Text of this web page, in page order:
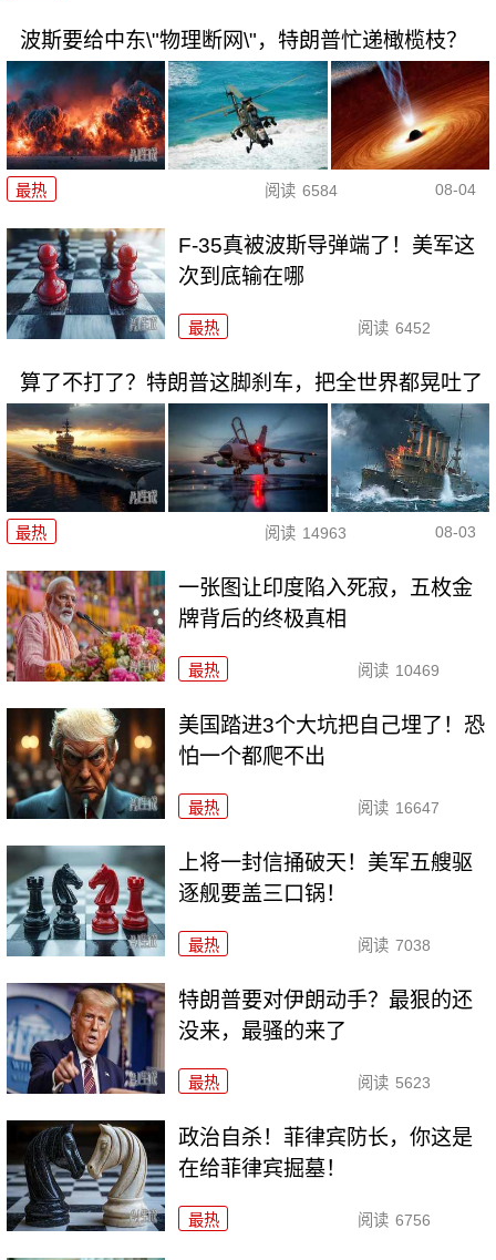
波斯要给中东\"物理断网\"，特朗普忙递橄榄枝？
最热 阅读 6584 08-04
F-35真被波斯导弹端了！美军这
次到底输在哪
最热 阅读 6452
算了不打了？特朗普这脚刹车，把全世界都晃吐了
最热 阅读 14963 08-03
一张图让印度陷入死寂，五枚金
牌背后的终极真相
最热 阅读 10469
美国踏进3个大坑把自己埋了！恐
怕一个都爬不出
最热 阅读 16647
上将一封信捅破天！美军五艘驱
逐舰要盖三口锅！
最热 阅读 7038
特朗普要对伊朗动手？最狠的还
没来，最骚的来了
最热 阅读 5623
政治自杀！菲律宾防长，你这是
在给菲律宾掘墓！
最热 阅读 6756